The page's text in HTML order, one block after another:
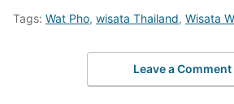
Tags: Wat Pho, wisata Thailand, Wisata
Leave a Comment